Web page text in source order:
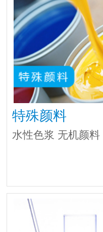
特殊颜料
水性色浆 无机颜料